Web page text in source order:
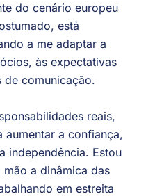
do cenário europeu
está
a me adaptar a
às expectativas
de comunicação.
reais,
aumentar a confiança,
independência. Estou
a dinâmica das
em estreita